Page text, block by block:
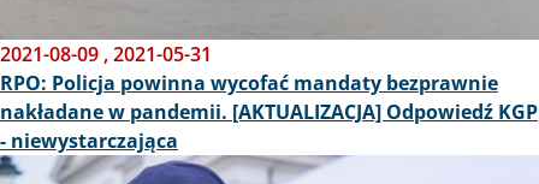
2021-08-09 ,2021-05-31
RPO: Policja powinna wycofać mandaty bezprawnie
nakładane w pandemii. [AKTUALIZACJA] Odpowiedź KGP
- niewystarczająca
Obraz